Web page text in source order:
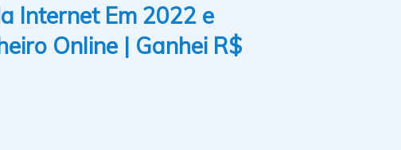
Internet Em 2022 e
Online | Ganhei R$